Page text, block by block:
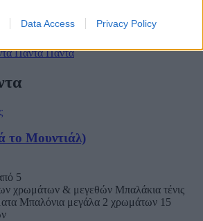
Data Access Privacy Policy
Πάντα Πάντα
το Μουντιάλ)
5
χρωμάτων & μεγεθών Μπαλάκια τένις
Μπαλόνια μεγάλα 2 χρωμάτων 15